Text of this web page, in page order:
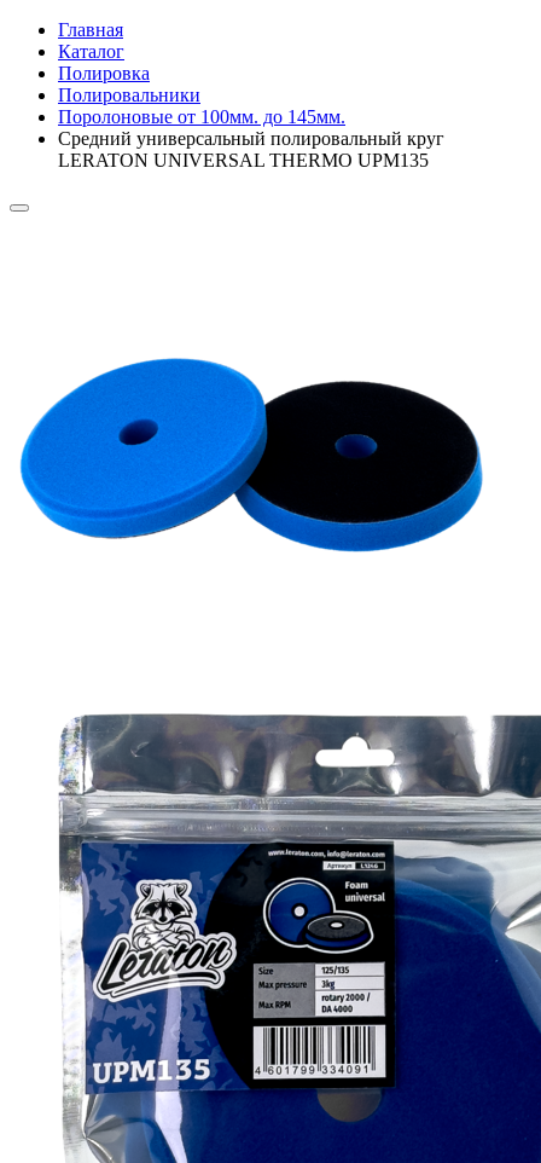
Главная
Каталог
Полировка
Полировальники
Поролоновые от 100мм. до 145мм.
Средний универсальный полировальный круг
LERATON UNIVERSAL THERMO UPM135